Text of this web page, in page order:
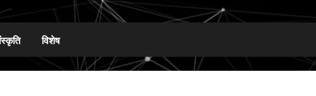
विशेष